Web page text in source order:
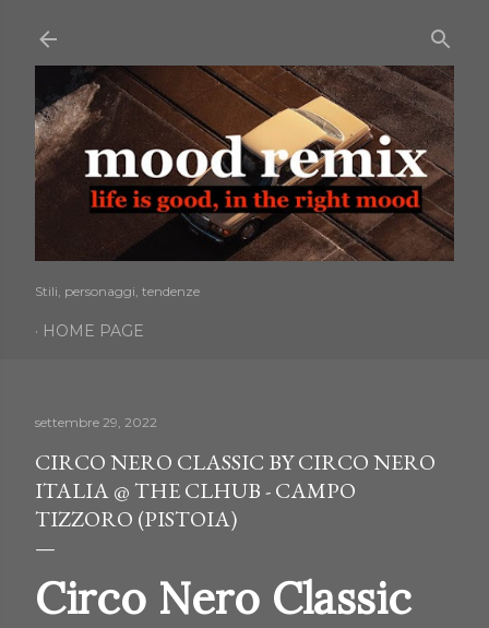
Stili, personaggi, tendenze
HOME PAGE
settembre 29, 2022
CIRCO NERO CLASSIC BY CIRCO NERO
ITALIA @ THE CLHUB - CAMPO
TIZZORO (PISTOIA)
Circo Nero Classic